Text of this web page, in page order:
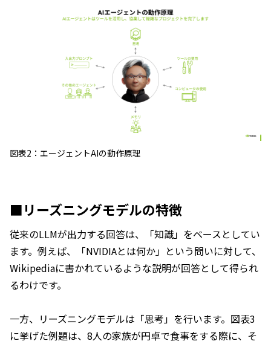
図表2：エージェントAIの動作原理
■リーズニングモデルの特徴
従来のLLMが出力する回答は、「知識」をベースとしてい
ます。例えば、「NVIDIAとは何か」という問いに対して、
Wikipediaに書かれているような説明が回答として得られ
るわけです。
一方、リーズニングモデルは「思考」を行います。図表3
に挙げた例題は、8人の家族が円卓で食事をする際に、そ